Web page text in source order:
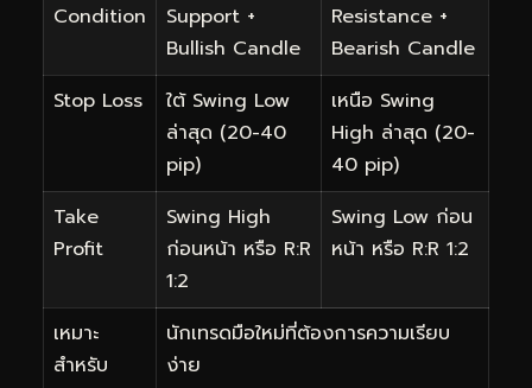
Condition
Support +
Bullish Candle
Resistance +
Bearish Candle
Stop Loss
ใต้ Swing Low
ล่าสุด (20-40
pip)
เหนือ Swing
High ล่าสุด (20-
40 pip)
Take
Profit
Swing High
ก่อนหน้า หรือ R:R
1:2
Swing Low ก่อน
หน้า หรือ R:R 1:2
เหมาะ
สำหรับ
นักเทรดมือใหม่ที่ต้องการความเรียบ
ง่าย